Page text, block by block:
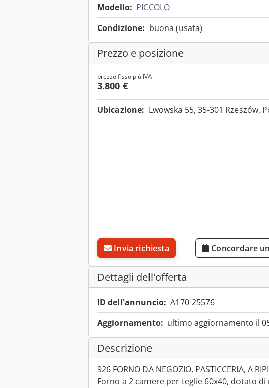
Modello: PICCOLO
Condizione: buona (usata)
Prezzo e posizione
prezzo fisso più IVA
3.800 €
Ubicazione: Lwowska 55, 35-301 Rzeszów,
Invia richiesta Concordare
Dettagli dell'offerta
ID dell'annuncio: A170-25576
Aggiornamento: ultimo aggiornamento il
Descrizione
926 FORNO DA NEGOZIO, PASTICCERIA, A
Forno a 2 camere per teglie 60x40, dotato